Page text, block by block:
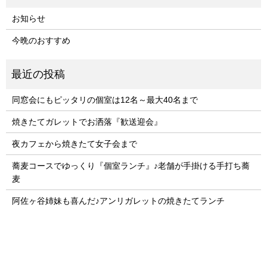
お知らせ
今晩のおすすめ
同窓会にもピッタリの個室は12名～最大40名まで
焼きたてガレットでお洒落『歓送迎会』
夜カフェから焼きたて女子会まで
蕎麦コースでゆっくり『個室ランチ』♪老舗が手掛ける手打ち蕎
麦
阿佐ヶ谷姉妹も喜んだ♪アンリガレットの焼きたてランチ